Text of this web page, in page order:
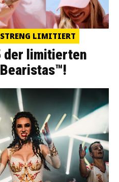
LIMITIERT
der limitierten